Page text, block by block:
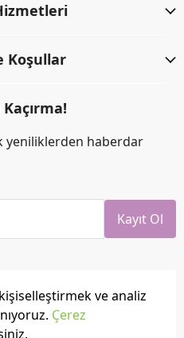
ve analiz
Çerez
Koşullar
yeniliklerden haberdar
Kayıt Ol